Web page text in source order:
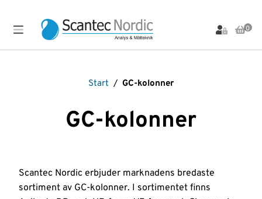
0
Produkter
Bullerdosimeter
Gasdetektering
Gasgeneratorer
LC-
kolonner
LC-
tillbehör
Materialanalys
OFP
mätare
Plattinstrument
Spektroskopi-
tillbehör
Strålningsmätare
Termisk
tillbehör
Värmekamera
Service &
Start / GC-kolonner
GC-kolonner
Scantec Nordic erbjuder marknadens bredaste
sortiment av GC-kolonner. I sortimentet finns